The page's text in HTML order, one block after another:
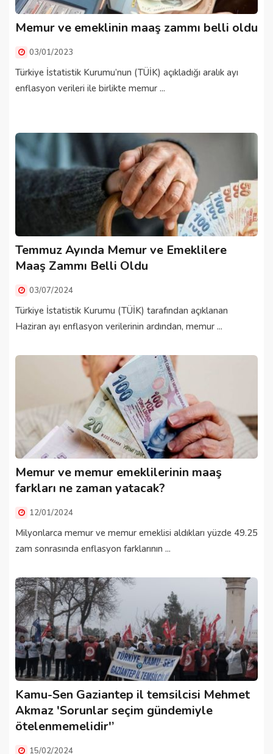
Memur ve emeklinin maaş zammı belli oldu
03/01/2023
Türkiye İstatistik Kurumu’nun (TÜİK) açıkladığı aralık ayı
enflasyon verileri ile birlikte memur ...
Temmuz Ayında Memur ve Emeklilere
Maaş Zammı Belli Oldu
03/07/2024
Türkiye İstatistik Kurumu (TÜİK) tarafından açıklanan
Haziran ayı enflasyon verilerinin ardından, memur ...
Memur ve memur emeklilerinin maaş
farkları ne zaman yatacak?
12/01/2024
Milyonlarca memur ve memur emeklisi aldıkları yüzde 49.25
zam sonrasında enflasyon farklarının ...
Kamu-Sen Gaziantep il temsilcisi Mehmet
Akmaz 'Sorunlar seçim gündemiyle
ötelenmemelidir'’
15/02/2024